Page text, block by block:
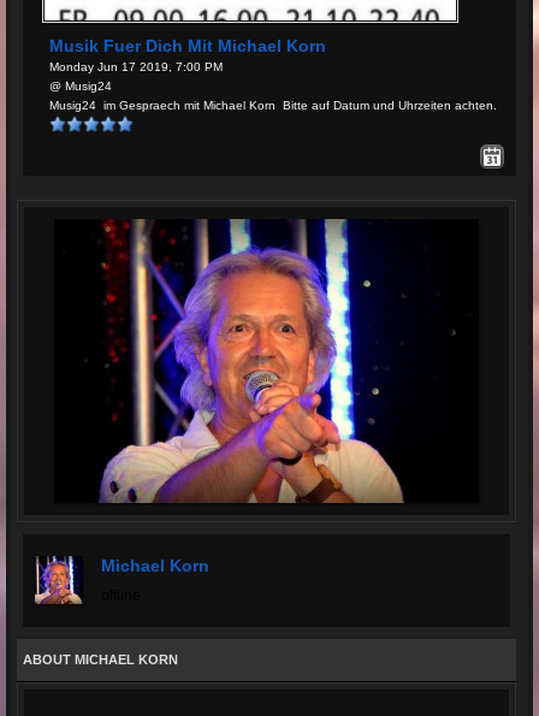
Musik Fuer Dich Mit Michael Korn
Monday Jun 17 2019, 7:00 PM
@ Musig24
Musig24 im Gespraech mit Michael Korn Bitte auf Datum und Uhrzeiten achten.
Michael Korn
ABOUT MICHAEL KORN